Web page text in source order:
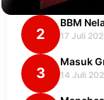
2
BBM
17 Juli
3
Masuk
14 Juli